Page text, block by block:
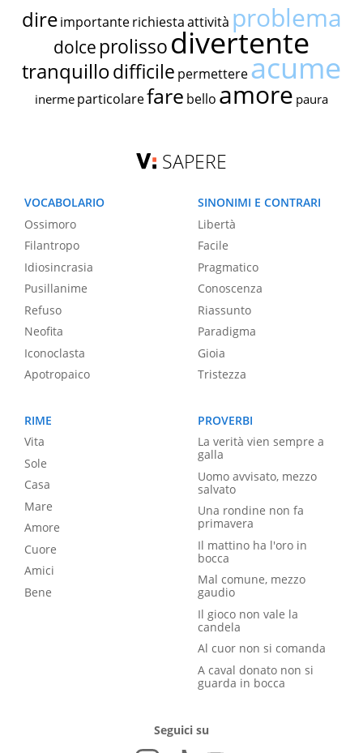
dire importante richiestaattività problema
dolce prolissodivertente
tranquillodifficile permettereacume
inerme particolarefare bello amore paura
SAPERE
VOCABOLARIO
Ossimoro
Filantropo
Idiosincrasia
Pusillanime
Refuso
Neofita
Iconoclasta
Apotropaico
SINONIMI E CONTRARI
Libertà
Facile
Pragmatico
Conoscenza
Riassunto
Paradigma
Gioia
Tristezza
RIME
Vita
Sole
Casa
Mare
Amore
Cuore
Amici
Bene
PROVERBI
La verità vien sempre a
galla
Uomo avvisato, mezzo
salvato
Una rondine non fa
primavera
Il mattino ha l'oro in
bocca
Mal comune, mezzo
gaudio
Il gioco non vale la
candela
Al cuor non si comanda
A caval donato non si
guarda in bocca
Seguici su